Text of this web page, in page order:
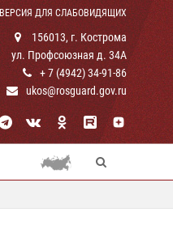
ВЕРСИЯ ДЛЯ СЛАБОВИДЯЩИХ
156013, г. Кострома
ул. Профсоюзная д. 34А
+ 7 (4942) 34-91-86
ukos@rosguard.gov.ru